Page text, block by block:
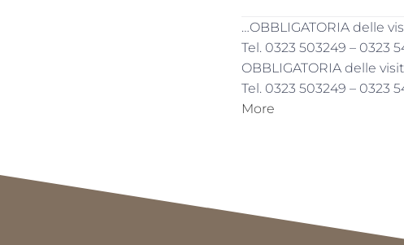
…OBBLIGATORIA delle
Tel. 0323 503249 – 0323
OBBLIGATORIA delle
Tel. 0323 503249 – 0323
More